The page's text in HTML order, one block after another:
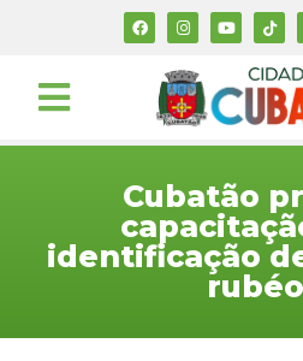
Cubatão
identificação